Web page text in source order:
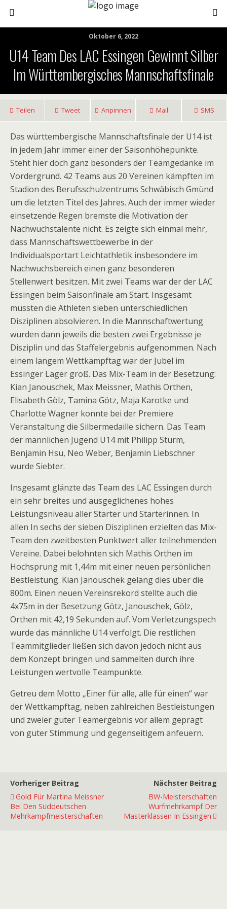
Oktober 6, 2022
U14 Team Des LAC Essingen Gewinnt Silber
Im Württembergisches Mannschaftsfinale
Teilen Tweet Anpinnen Mail SMS
Das württembergische Mannschaftsfinale der U14 ist
in jedem Jahr immer einer der Saisonhöhepunkte.
Steht hier doch ganz besonders der Teamgedanke im
Vordergrund. 42 Teams aus 20 Vereinen kämpften im
Stadion des Berufsschulzentrums Schwäbisch Gmünd
um die letzten Titel des Jahres. Auch der immer wieder
einsetzende Regen bremste die Motivation der
Nachwuchstalente nicht. Es zeigte sich einmal mehr,
dass Mannschaftswettbewerbe in der
Individualsportart Leichtathletik insbesondere im
Nachwuchsbereich einen ganz besonderen
Stellenwert besitzen. Mit zwei Teams war der der LAC
Essingen beim Saisonfinale am Start. Insgesamt
mussten die Athleten sieben unterschiedlichen
Disziplinen absolvieren. In die Mannschaftwertung
wurden dann jeweils die besten zwei Ergebnisse je
Disziplin und das Staffelergebnis aufgenommen. Nach
einem langem Wettkampftag war der Jubel im
Essinger Lager groß. Das Mix-Team in der Besetzung:
Kian Janouschek, Max Meissner, Mathis Orthen,
Elisabeth Gölz, Tamina Götz, Maja Karotke und
Charlotte Wagner konnte bei der Premiere
Veranstaltung die Silbermedaille sichern. Das Team
der männlichen Jugend U14 mit Philipp Sturm,
Benjamin Hsu, Neo Weber, Benjamin Liebschner
wurde Siebter.
Insgesamt glänzte das Team des LAC Essingen durch
ein sehr breites und ausgeglichenes hohes
Leistungsniveau aller Starter und Starterinnen. In
allen In sechs der sieben Disziplinen erzielten das Mix-
Team den zweitbesten Punktwert aller teilnehmenden
Vereine. Dabei belohnten sich Mathis Orthen im
Hochsprung mit 1,44m mit einer neuen persönlichen
Bestleistung. Kian Janouschek gelang dies über die
800m. Einen neuen Vereinsrekord stellte auch die
4x75m in der Besetzung Götz, Janouschek, Gölz,
Orthen mit 42,19 Sekunden auf. Vom Verletzungspech
wurde das männliche U14 verfolgt. Die restlichen
Teammitglieder ließen sich davon jedoch nicht aus
dem Konzept bringen und sammelten durch ihre
Leistungen wertvolle Teampunkte.
Getreu dem Motto „Einer für alle, alle für einen“ war
der Wettkampftag, neben zahlreichen Bestleistungen
und zweier guter Teamergebnis vor allem geprägt
von guter Stimmung und gegenseitigem anfeuern.
Vorheriger Beitrag
Gold Für Martina Meissner
Bei Den Süddeutschen
Mehrkampfmeisterschaften
Nächster Beitrag
BW-Meisterschaften
Wurfmehrkampf Der
Masterklassen In Essingen